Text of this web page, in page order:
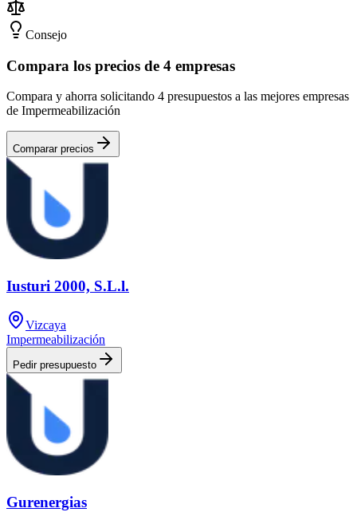
Consejo
Compara los precios de 4 empresas
Compara y ahorra solicitando 4 presupuestos a las mejores empresas
de Impermeabilización
Comparar precios
Iusturi 2000, S.L.l.
Vizcaya
Impermeabilización
Pedir presupuesto
Gurenergias